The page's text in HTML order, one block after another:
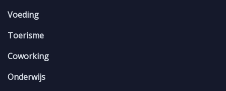
Voeding
Toerisme
Coworking
Onderwijs